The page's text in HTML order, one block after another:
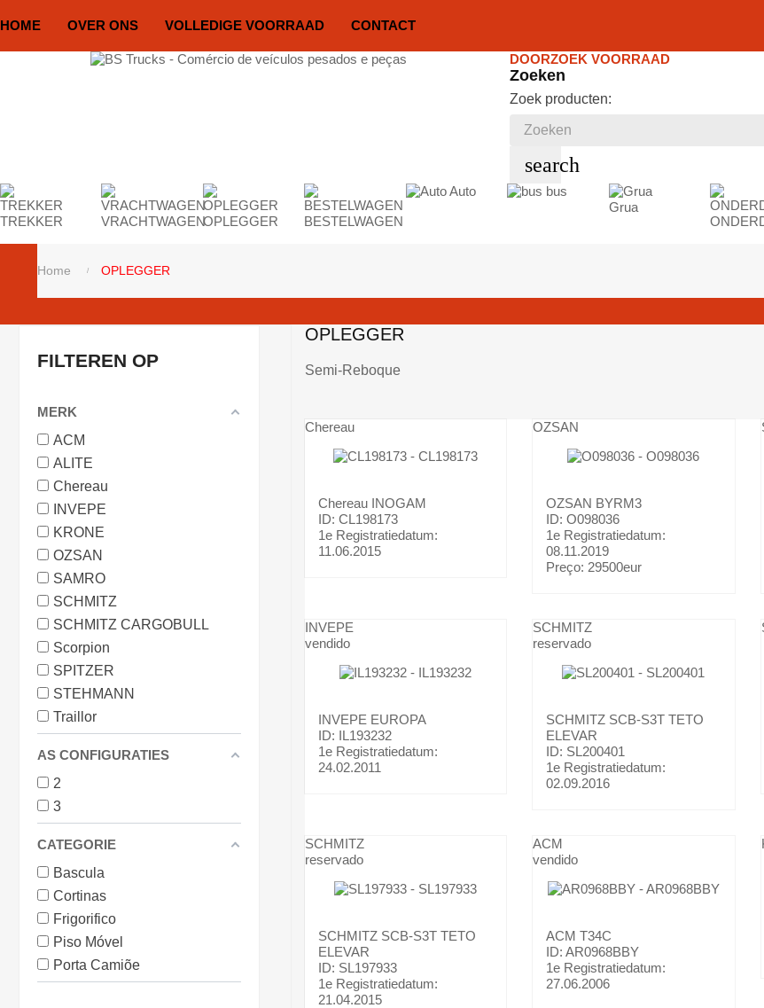
HOME OVER ONS VOLLEDIGE VOORRAAD CONTACT
DOORZOEK VOORRAAD
Zoeken
Zoek producten:
search
TREKKER VRACHTWAGENOPLEGGER BESTELWAGEN
Auto
bus
Grua
Home OPLEGGER
FILTEREN OP
MERK
ACM
ALITE
Chereau
INVEPE
KRONE
OZSAN
SAMRO
SCHMITZ
SCHMITZ CARGOBULL
Scorpion
SPITZER
STEHMANN
Traillor
AS CONFIGURATIES
2
3
CATEGORIE
Bascula
Cortinas
Frigorifico
Piso Móvel
Porta Camiõe
OPLEGGER
Semi-Reboque
Chereau
Chereau INOGAM
ID: CL198173
1e Registratiedatum:
11.06.2015
OZSAN
OZSAN BYRM3
ID: O098036
1e Registratiedatum:
08.11.2019
Preço: 29500eur
INVEPE
vendido
INVEPE EUROPA
ID: IL193232
1e Registratiedatum:
24.02.2011
SCHMITZ
reservado
SCHMITZ SCB-S3T TETO
ELEVAR
ID: SL200401
1e Registratiedatum:
02.09.2016
SCHMITZ
reservado
SCHMITZ SCB-S3T TETO
ELEVAR
ID: SL197933
1e Registratiedatum:
21.04.2015
ACM
vendido
ACMT34C
ID: AR0968BBY
1e Registratiedatum:
27.06.2006